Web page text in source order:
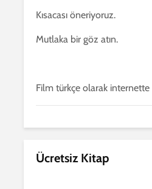
Kısacası öneriyoruz.
Mutlaka bir göz atın.
Film türkçe olarak
Ücretsiz Kitap